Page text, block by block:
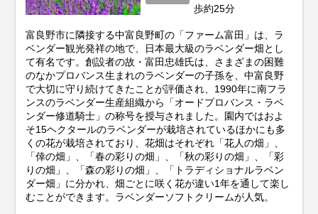
歩約25分
富良野市に隣接する中富良野町の「ファーム富田」は、ラ
ベンダー観光発祥の地で、日本最大級のラベンダー畑とし
て有名です。創設者の故・富田忠雄氏は、さまざまの困難
のなかプロバンス生まれのラベンダーの子孫を、中富良野
で大切に守り続けてきたことが評価され、1990年に南フラ
ンスのラベンダー生産組織から「オードプロバンス・ラベ
ンダー修道騎士」の称号を授与されました。園内ではおよ
そ15ヘクタールのラベンダーが栽培されているほかにも多
くの花が栽培されており、花畑はそれぞれ「花人の畑」、
「倖の畑」、「春の彩りの畑」、「秋の彩りの畑」、「彩
りの畑」、「森の彩りの畑」、「トラディショナルラベン
ダー畑」に分かれ、畑ごとに咲く花が違い1年を通して楽し
むことができます。ラベンダーソフトクリームが人気。